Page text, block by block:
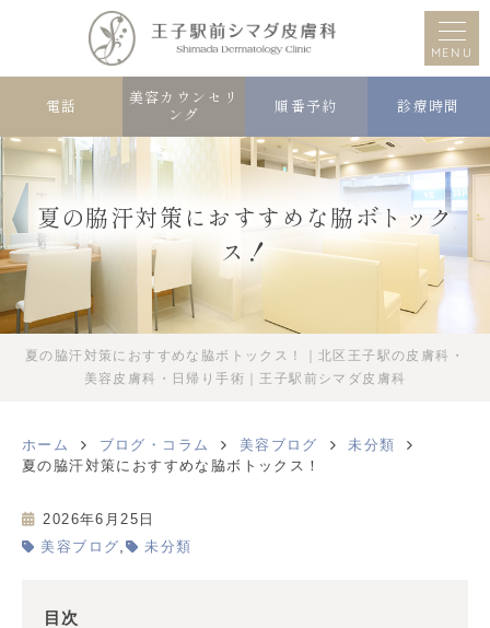
MENU
電話
美容カウンセリ
ング
順番予約 診療時間
夏の脇汗対策におすすめな脇ボトック
ス！
夏の脇汗対策におすすめな脇ボトックス！｜北区王子駅の皮膚科・
美容皮膚科・日帰り手術｜王子駅前シマダ皮膚科
ホーム ブログ・コラム 美容ブログ
未分類
夏の脇汗対策におすすめな脇ボトックス！
2026年6月25日
美容ブログ
未分類
目次